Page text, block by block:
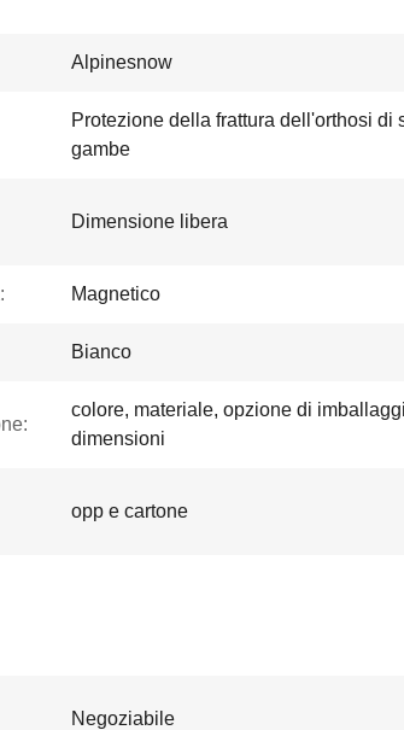
Alpinesnow
Protezione della frattura dell'orthosi di
gambe
Dimensione libera
Magnetico
Bianco
colore, materiale, opzione di
dimensioni
opp e cartone
Negoziabile